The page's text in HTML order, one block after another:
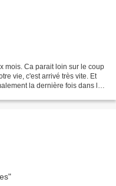
mois. Ca parait loin sur le coup
vie, c'est arrivé très vite. Et
la dernière fois dans le